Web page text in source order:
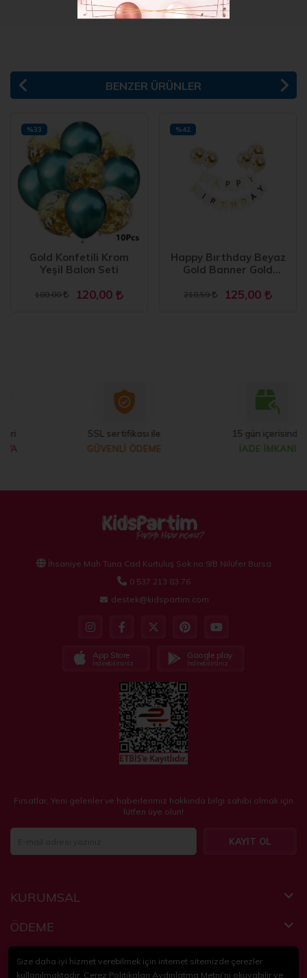
BENZER ÜRÜNLER
Gold Konfetili Krom
Yeşil Balon Seti
180,00 120,00
%33
Happy Bırthday Beyaz
Gold Banner Gold
Seti
218,59 125,00
%42
SSL sertifikası ile
GÜVENLİ ÖDEME
15 gün içerisinde
İADE İMKANI
İhsaniye Mah Tuna Cad Kurtuluş Sok no:9/B Nilüfer Bursa
0 537 213 83 76
destek@kidspartim.com
App Store
İndirebilirsiniz
Google play
İndirebilirsiniz
Fırsatlar, Yeni gelenler ve haberlerimiz hakkında bilgi sahibi olmak için
lütfen üye olun!
KAYIT OL
KURUMSAL
ÖDEME
FAYDALI BİLGİLER
Size daha iyi hizmet verebilmek için internet sitemizde çerezler
kullanılmaktadır. Çerez Politikaları Aydınlatma Metni’ni okuyabilir ve